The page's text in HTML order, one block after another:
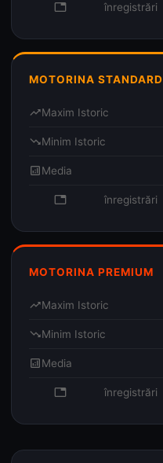
database înregistrări
MOTORINA STANDARD
trending_upMaxim Istoric
trending_downMinim Istoric
analyticsMedia
database înregistrări
MOTORINA PREMIUM
trending_upMaxim Istoric
trending_downMinim Istoric
analyticsMedia
database înregistrări